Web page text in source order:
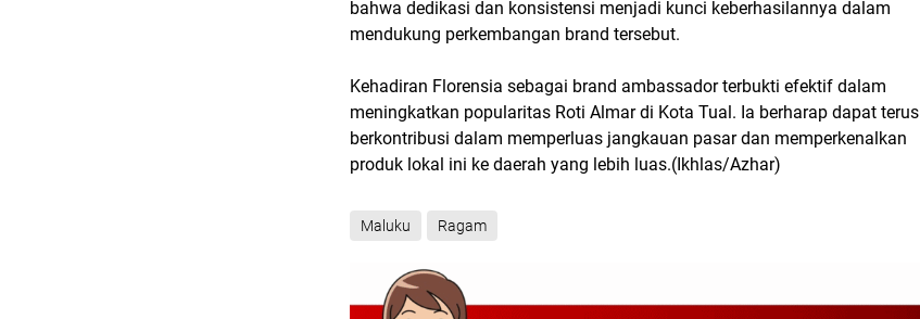
bahwa dedikasi dan konsistensi menjadi kunci keberhasilannya dalam
mendukung perkembangan brand tersebut.
Kehadiran Florensia sebagai brand ambassador terbukti efektif dalam
meningkatkan popularitas Roti Almar di Kota Tual. Ia berharap dapat terus
berkontribusi dalam memperluas jangkauan pasar dan memperkenalkan
produk lokal ini ke daerah yang lebih luas.(Ikhlas/Azhar)
Maluku Ragam